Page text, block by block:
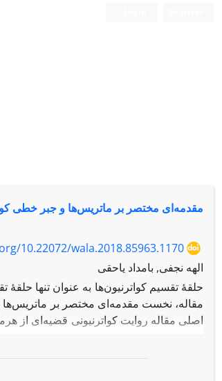
مقدمه‌ای مختصر بر ماتریس‌ها و جبر خطی
10.22072/wala.2018.85963.1170
الهه نجفی, بامداد یاحقی
حلقۀ تقسیم کواترنیون‌ها به عنوان تنها
مقاله، نخست مقدمه‌ای مختصر بر ماتریس‌ها و
اصلی مقاله روایت کواترنیونی قضیه‌ای از